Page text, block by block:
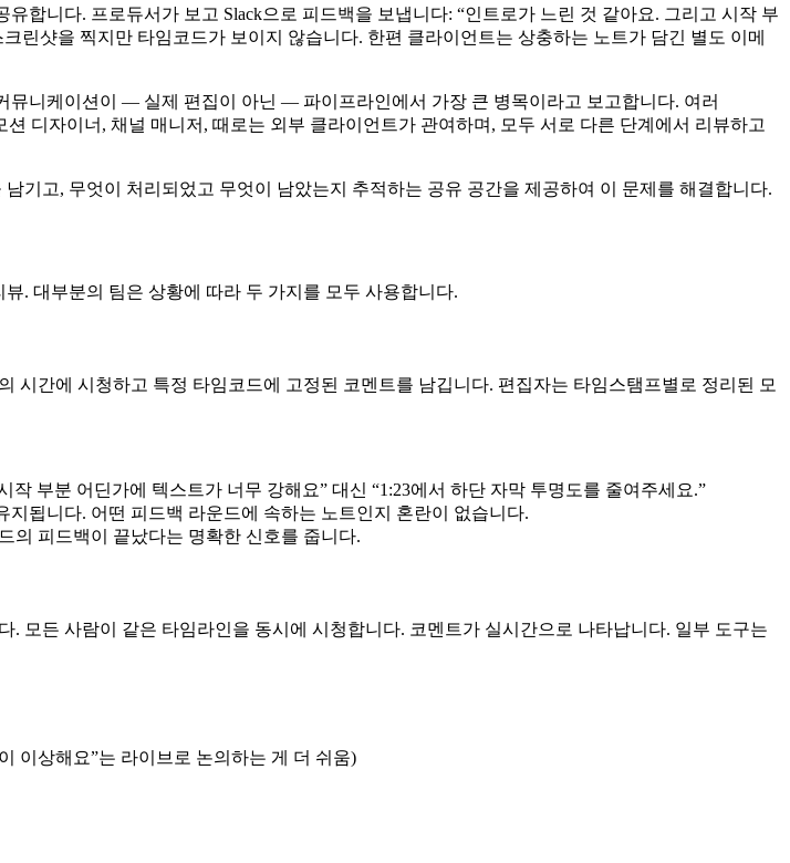
합니다. 프로듀서가 보고 Slack으로 피드백을 보냅니다: “인트로가 느린 것 같아요. 그리고 시작 부
린샷을 찍지만 타임코드가 보이지 않습니다. 한편 클라이언트는 상충하는 노트가 담긴 별도 이메
니케이션이 — 실제 편집이 아닌 — 파이프라인에서 가장 큰 병목이라고 보고합니다. 여러
디자이너, 채널 매니저, 때로는 외부 클라이언트가 관여하며, 모두 서로 다른 단계에서 리뷰하고
기고, 무엇이 처리되었고 무엇이 남았는지 추적하는 공유 공간을 제공하여 이 문제를 해결합니다.
. 대부분의 팀은 상황에 따라 두 가지를 모두 사용합니다.
간에 시청하고 특정 타임코드에 고정된 코멘트를 남깁니다. 편집자는 타임스탬프별로 정리된 모
부분 어딘가에 텍스트가 너무 강해요” 대신 “1:23에서 하단 자막 투명도를 줄여주세요.”
됩니다. 어떤 피드백 라운드에 속하는 노트인지 혼란이 없습니다.
의 피드백이 끝났다는 명확한 신호를 줍니다.
모든 사람이 같은 타임라인을 동시에 시청합니다. 코멘트가 실시간으로 나타납니다. 일부 도구는
이상해요”는 라이브로 논의하는 게 더 쉬움)